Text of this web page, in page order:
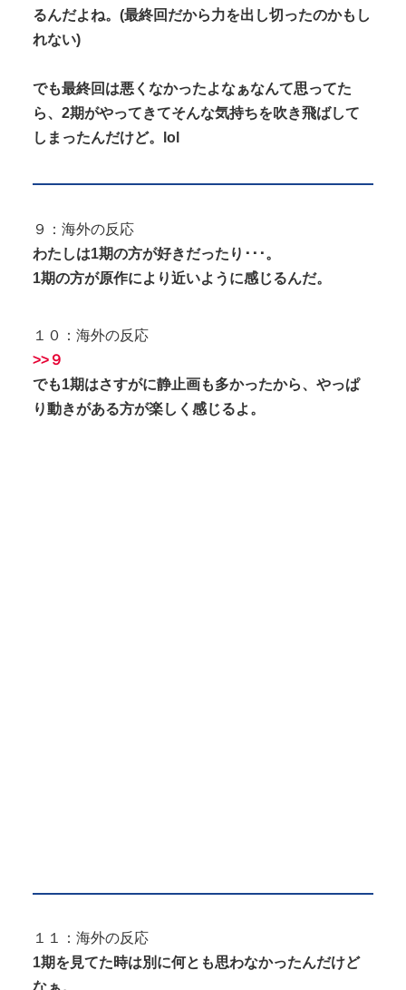
るんだよね。(最終回だから力を出し切ったのかもし
れない)
でも最終回は悪くなかったよなぁなんて思ってた
ら、2期がやってきてそんな気持ちを吹き飛ばして
しまったんだけど。lol
９：海外の反応
わたしは1期の方が好きだったり･･･。
1期の方が原作により近いように感じるんだ。
１０：海外の反応
>>９
でも1期はさすがに静止画も多かったから、やっぱ
り動きがある方が楽しく感じるよ。
１１：海外の反応
1期を見てた時は別に何とも思わなかったんだけど